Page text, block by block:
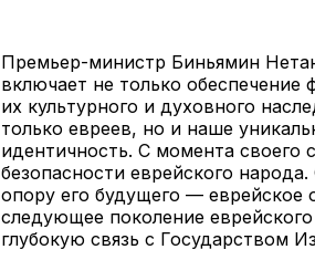
Премьер-министр Биньямин
включает не только обеспечение
их культурного и духовного
только евреев, но и наше
идентичность. С момента своего
безопасности еврейского
опору его будущего — еврейское
следующее поколение
глубокую связь с Государством